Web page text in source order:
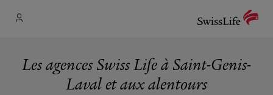
Les agences Swiss Life à Saint-Genis-
Laval et aux alentours